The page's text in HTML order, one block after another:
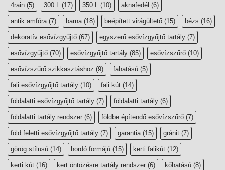
4rain (5) 300 L (17) 350 L (10) aknafedél (6)
antik amfóra (7) barna (18) beépített virágültető (15) bézs (16)
dekoratív esővízgyűjtő (67) egyszerű esővízgyűjtő tartály (7)
esővízgyűjtő (70) esővízgyűjtő tartály (85) esővízszűrő (10)
esővízszűrő szikkasztáshoz (9) fahatású (5)
fali esővízgyűjtő tartály (10) fali kút (14)
földalatti esővízgyűjtő tartály (7) földalatti tartály (6)
földalatti tartály rendszer (6) földbe építendő esővízszűrő (7)
föld feletti esővízgyűjtő tartály (7) garantia (15) gránit (7)
görög stílusú (14) hordó formájú (15) kerti falikút (12)
kerti kút (16) kert öntözésre tartály rendszer (6) kőhatású (8)